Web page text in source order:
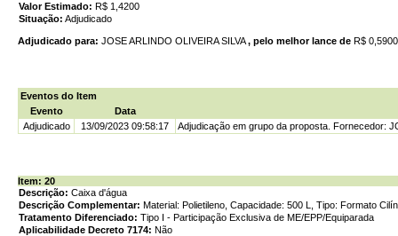
Valor Estimado: R$ 1,4200
Situação: Adjudicado
Adjudicado para: JOSE ARLINDO OLIVEIRA SILVA, pelo melhor lance de R$
Eventos do Item
Evento
Data
Adjudicado
13/09/2023 09:58:17 Adjudicação em grupo da proposta. Fornecedor:
Item: 20
Descrição: Caixa d'água
Descrição Complementar: Material: Polietileno, Capacidade: 500 L, Tipo: Formato
Tratamento Diferenciado: Tipo I - Participação Exclusiva de ME/EPP/Equiparada
Aplicabilidade Decreto 7174: Não